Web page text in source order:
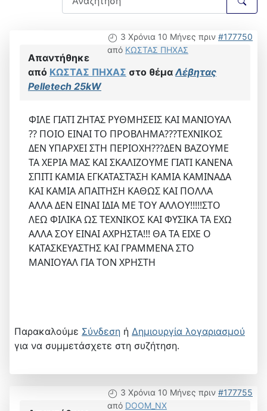
3 Χρόνια 10 Μήνες πριν #177750
από ΚΩΣΤΑΣ ΠΗΧΑΣ
Απαντήθηκε
από ΚΩΣΤΑΣ ΠΗΧΑΣ στο θέμαΛέβητας
Pelletech 25kW
ΦΙΛΕ ΓΙΑΤΙ ΖΗΤΑΣ ΡΥΘΜΗΣΕΙΣ ΚΑΙ ΜΑΝΙΟΥΑΛ
?? ΠΟΙΟ ΕΙΝΑΙ ΤΟ ΠΡΟΒΛΗΜΑ???ΤΕΧΝΙΚΟΣ
ΔΕΝ ΥΠΑΡΧΕΙ ΣΤΗ ΠΕΡΙΟΧΗ???ΔΕΝ ΒΑΖΟΥΜΕ
ΤΑ ΧΕΡΙΑ ΜΑΣ ΚΑΙ ΣΚΑΛΙΖΟΥΜΕ ΓΙΑΤΙ ΚΑΝΕΝΑ
ΣΠΙΤΙ ΚΑΜΙΑ ΕΓΚΑΤΑΣΤΆΣΗ ΚΑΜΙΑ ΚΑΜΙΝΑΔΑ
ΚΑΙ ΚΑΜΙΑ ΑΠΑΙΤΗΣΗ ΚΑΘΩΣ ΚΑΙ ΠΟΛΛΑ
ΑΛΛΑ ΔΕΝ ΕΙΝΑΙ ΙΔΙΑ ΜΕ ΤΟΥ ΑΛΛΟΥ!!!!!ΣΤΟ
ΛΕΩ ΦΙΛΙΚΑ ΩΣ ΤΕΧΝΙΚΟΣ ΚΑΙ ΦΥΣΙΚΑ ΤΑ ΕΧΩ
ΑΛΛΑ ΣΟΥ ΕΙΝΑΙ ΑΧΡΗΣΤΑ!!! ΘΑ ΤΑ ΕΙΧΕ Ο
ΚΑΤΑΣΚΕΥΑΣΤΗΣ ΚΑΙ ΓΡΑΜΜΕΝΑ ΣΤΟ
ΜΑΝΙΟΥΑΛ ΓΙΑ ΤΟΝ ΧΡΗΣΤΗ
Παρακαλούμε Σύνδεση ή Δημιουργία λογαριασμού
για να συμμετάσχετε στη συζήτηση.
3 Χρόνια 10 Μήνες πριν #177755
από DOOM_NX